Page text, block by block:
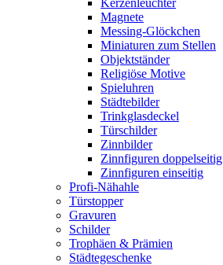
Kerzenleuchter
Magnete
Messing-Glöckchen
Miniaturen zum Stellen
Objektständer
Religiöse Motive
Spieluhren
Städtebilder
Trinkglasdeckel
Türschilder
Zinnbilder
Zinnfiguren doppelseitig
Zinnfiguren einseitig
Profi-Nähahle
Türstopper
Gravuren
Schilder
Trophäen & Prämien
Städtegeschenke